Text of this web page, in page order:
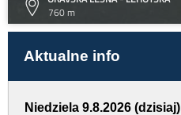
760 m
Aktualne info
Niedziela 9.8.2026 (dzisiaj)